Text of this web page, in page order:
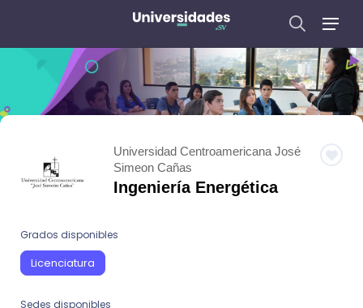
Universidad Centroamericana José
Simeon Cañas
Ingeniería Energética
Grados disponibles
Licenciatura
Sedes disponibles